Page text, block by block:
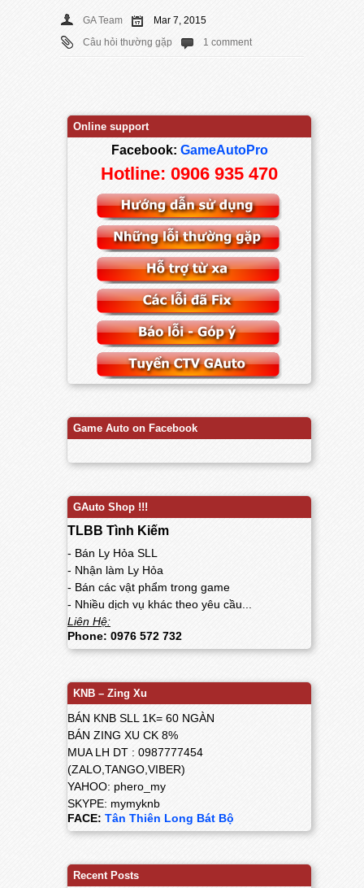
GA Team
Mar 7, 2015
Câu hỏi thường gặp
1 comment
Online support
Facebook: GameAutoPro
Hotline: 0906 935 470
Game Auto on Facebook
GAuto Shop !!!
TLBB Tình Kiếm
- Bán Ly Hỏa SLL
- Nhận làm Ly Hỏa
- Bán các vật phẩm trong game
- Nhiều dịch vụ khác theo yêu cầu...
Liên Hệ:
Phone: 0976 572 732
KNB – Zing Xu
BÁN KNB SLL 1K= 60 NGÀN
BÁN ZING XU CK 8%
MUA LH DT : 0987777454
(ZALO,TANGO,VIBER)
YAHOO: phero_my
SKYPE: mymyknb
FACE: Tân Thiên Long Bát Bộ
Recent Posts